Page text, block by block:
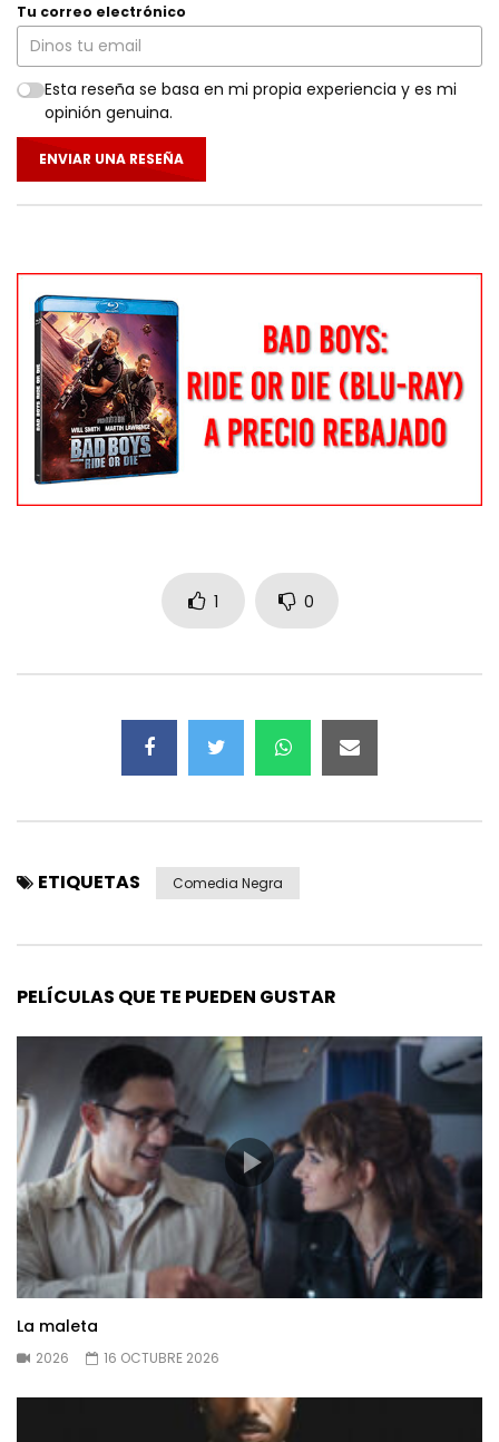
Tu correo electrónico
Esta reseña se basa en mi propia experiencia y es mi
opinión genuina.
ENVIAR UNA RESEÑA
1 0
ETIQUETAS Comedia Negra
PELÍCULAS QUE TE PUEDEN GUSTAR
La maleta
2026 16 OCTUBRE 2026